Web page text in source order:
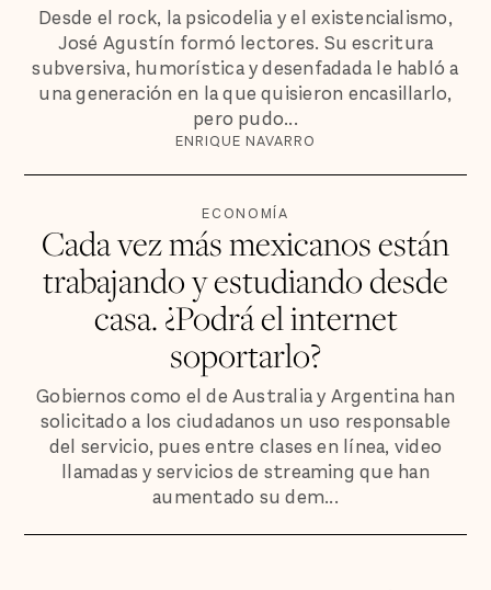
Desde el rock, la psicodelia y el existencialismo,
José Agustín formó lectores. Su escritura
subversiva, humorística y desenfadada le habló a
una generación en la que quisieron encasillarlo,
pero pudo...
ENRIQUE NAVARRO
ECONOMÍA
Cada vez más mexicanos están
trabajando y estudiando desde
casa. ¿Podrá el internet
soportarlo?
Gobiernos como el de Australia y Argentina han
solicitado a los ciudadanos un uso responsable
del servicio, pues entre clases en línea, video
llamadas y servicios de streaming que han
aumentado su dem...